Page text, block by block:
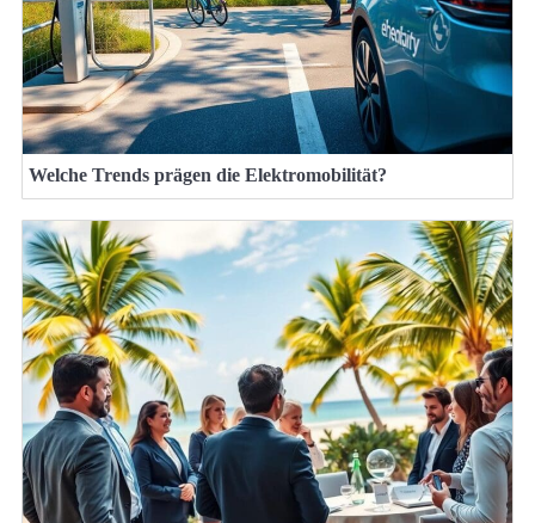
Welche Trends prägen die Elektromobilität?